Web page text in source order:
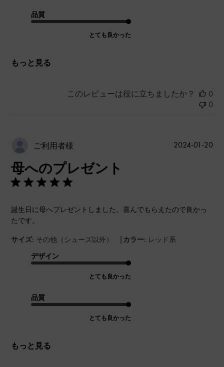
品質
とても良かった
もっと見る
このレビューは役に立ちましたか？
0
0
ご利用者様
母へのプレゼント
誕生日に母へプレゼントしました。喜んでもらえたので良かっ
たです。
サイズ: その他（シューズ以外） | カラー: レッド系
デザイン
とても良かった
品質
とても良かった
もっと見る
公
2024-01-20